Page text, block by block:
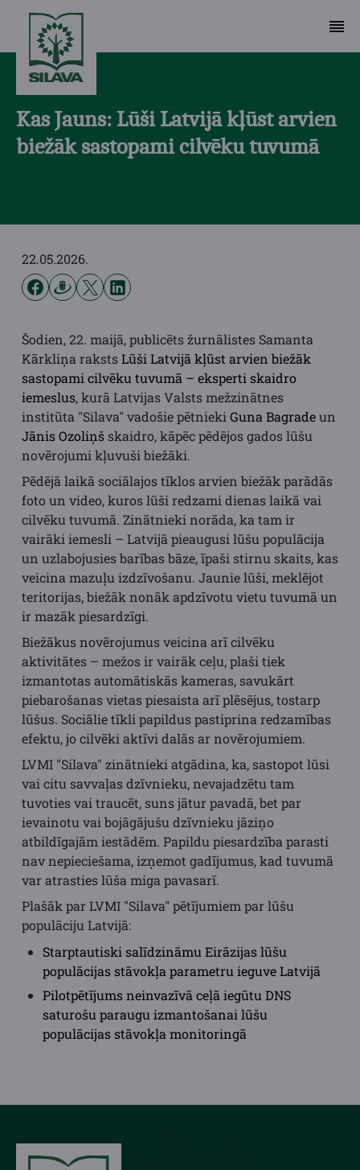
Kas Jauns: Lūši Latvijā kļūst arvien
biežāk sastopami cilvēku tuvumā
22.05.2026.
Šodien, 22. maijā, publicēts žurnālistes Samanta
Kārkliņa rakstsLūši Latvijā kļūst arvien biežāk
sastopami cilvēku tuvumā – eksperti skaidro
iemeslus, kurā Latvijas Valsts mežzinātnes
institūta "Silava" vadošie pētnieki Guna Bagradeun
Jānis Ozoliņš skaidro, kāpēc pēdējos gados lūšu
novērojumi kļuvuši biežāki.
Pēdējā laikā sociālajos tīklos arvien biežāk parādās
foto un video, kuros lūši redzami dienas laikā vai
cilvēku tuvumā. Zinātnieki norāda, ka tam ir
vairāki iemesli – Latvijā pieaugusi lūšu populācija
un uzlabojusies barības bāze, īpaši stirnu skaits, kas
veicina mazuļu izdzīvošanu. Jaunie lūši, meklējot
teritorijas, biežāk nonāk apdzīvotu vietu tuvumā un
ir mazāk piesardzīgi.
Biežākus novērojumus veicina arī cilvēku
aktivitātes – mežos ir vairāk ceļu, plaši tiek
izmantotas automātiskās kameras, savukārt
piebarošanas vietas piesaista arī plēsējus, tostarp
lūšus. Sociālie tīkli papildus pastiprina redzamības
efektu, jo cilvēki aktīvi dalās ar novērojumiem.
LVMI "Silava" zinātnieki atgādina, ka, sastopot lūsi
vai citu savvaļas dzīvnieku, nevajadzētu tam
tuvoties vai traucēt, suns jātur pavadā, bet par
ievainotu vai bojāgājušu dzīvnieku jāziņo
atbildīgajām iestādēm. Papildu piesardzība parasti
nav nepieciešama, izņemot gadījumus, kad tuvumā
var atrasties lūša miga pavasarī.
Plašāk par LVMI "Silava" pētījumiem par lūšu
populāciju Latvijā:
Starptautiski salīdzināmu Eirāzijas lūšu
populācijas stāvokļa parametru ieguve Latvijā
Pilotpētījums neinvazīvā ceļā iegūtu DNS
saturošu paraugu izmantošanai lūšu
populācijas stāvokļa monitoringā